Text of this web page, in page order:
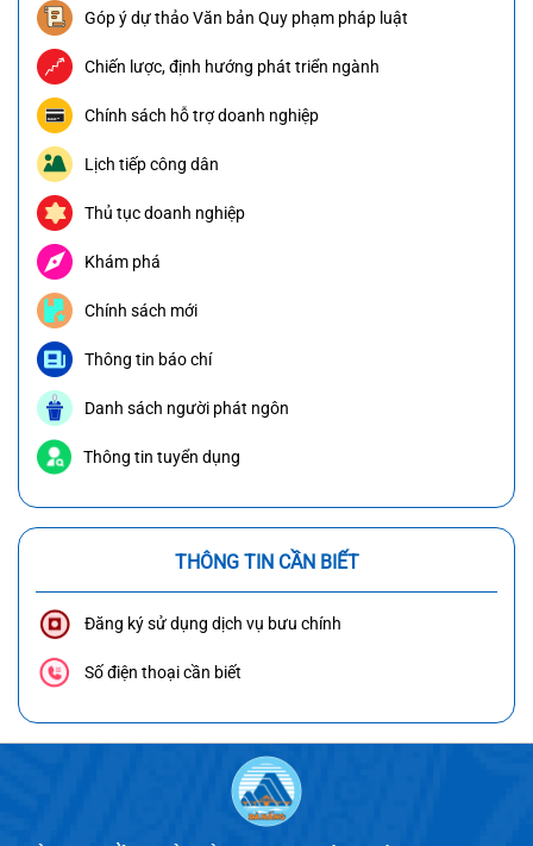
Góp ý dự thảo Văn bản Quy phạm pháp luật
Chiến lược, định hướng phát triển ngành
Chính sách hỗ trợ doanh nghiệp
Lịch tiếp công dân
Thủ tục doanh nghiệp
Khám phá
Chính sách mới
Thông tin báo chí
Danh sách người phát ngôn
Thông tin tuyển dụng
THÔNG TIN CẦN BIẾT
Đăng ký sử dụng dịch vụ bưu chính
Số điện thoại cần biết